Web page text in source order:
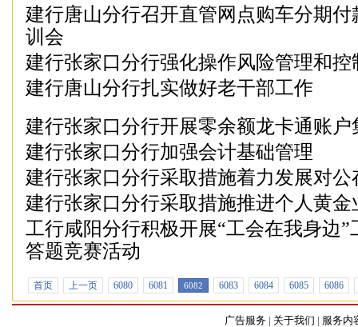
建行唐山分行召开直管网点购车分期付
训会
建行张家口分行强化操作风险管理和控
建行唐山分行扎实做好老干部工作
建行张家口分行开展零余额龙卡通账户
建行张家口分行加强会计基础管理
建行张家口分行采取措施着力发展对公
建行张家口分行采取措施推进个人黄金
工行咸阳分行积极开展“工会在我身边”
答题竞赛活动
首页 上一页 6080 6081 6082 6083 6084 6085 6086
广告服务 | 关于我们 | 服务内